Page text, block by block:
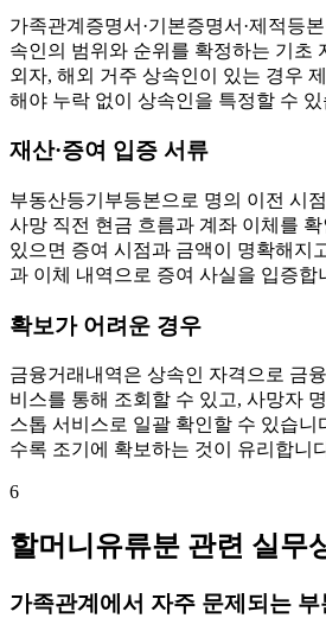
가족관계증명서·기본증명서·제적등
속인의 범위와 순위를 확정하는 기초
외자, 해외 거주 상속인이 있는 경우
해야 누락 없이 상속인을 특정할 수 있
재산·증여 입증 서류
부동산등기부등본으로 명의 이전 시
사망 직전 현금 흐름과 계좌 이체를
있으면 증여 시점과 금액이 명확해지
과 이체 내역으로 증여 사실을 입증합
확보가 어려운 경우
금융거래내역은 상속인 자격으로 금
비스를 통해 조회할 수 있고, 사망자
스톱 서비스로 일괄 확인할 수 있습니
수록 조기에 확보하는 것이 유리합니
6
할머니유류분 관련 실무
가족관계에서 자주 문제되는 부